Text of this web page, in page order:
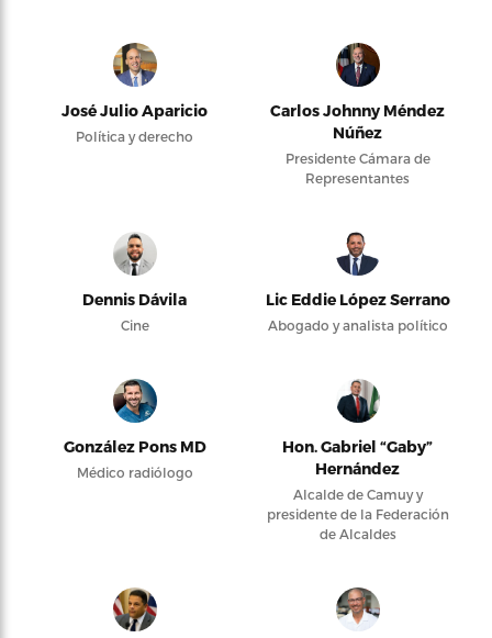
José Julio Aparicio
Política y derecho
Carlos Johnny Méndez
Núñez
Presidente Cámara de
Representantes
Dennis Dávila
Cine
Lic Eddie López Serrano
Abogado y analista político
González Pons MD
Médico radiólogo
Hon. Gabriel “Gaby”
Hernández
Alcalde de Camuy y
presidente de la Federación
de Alcaldes